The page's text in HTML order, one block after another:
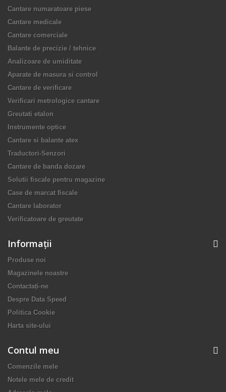
Cantare numaratoare piese
Cantare medicale
Cantare comerciale
Balante de precizie / tehnice
Analizoare de umiditate
Aparate de masura si control
Cantare de verificare
Verificari metrologice cantare
Greutati etalon
Instrumente optice
Cantare si balante atex
Traductori-Senzori
Cantare de banda dozare
Solutii fiscale pentru magazine
Case de marcat fiscale
Cantare laborator
Verificatoare de greutate
Informaţii
Produse noi
Magazinele noastre
Contactați-ne
Despre Data Speed
Politica Cookie
Harta site-ului
Contul meu
Comenzile mele
Notele mele de credit